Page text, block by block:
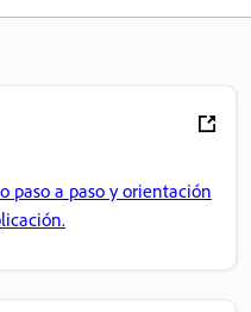
paso a paso y orientación